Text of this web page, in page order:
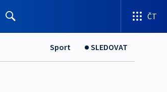
ČT
Sport SLEDOVAT